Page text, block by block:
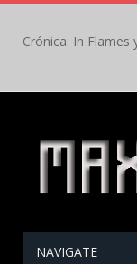
NAVIGATE